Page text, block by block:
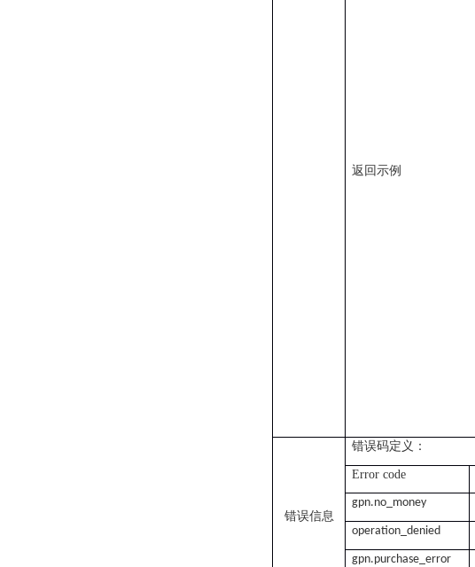
返回示例
错误信息
错误码定义：
Error code
gpn.no_money
operation_denied
gpn.purchase_error